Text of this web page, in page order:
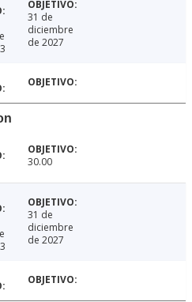
31 de
diciembre
de 2027
30.00
31 de
diciembre
de 2027